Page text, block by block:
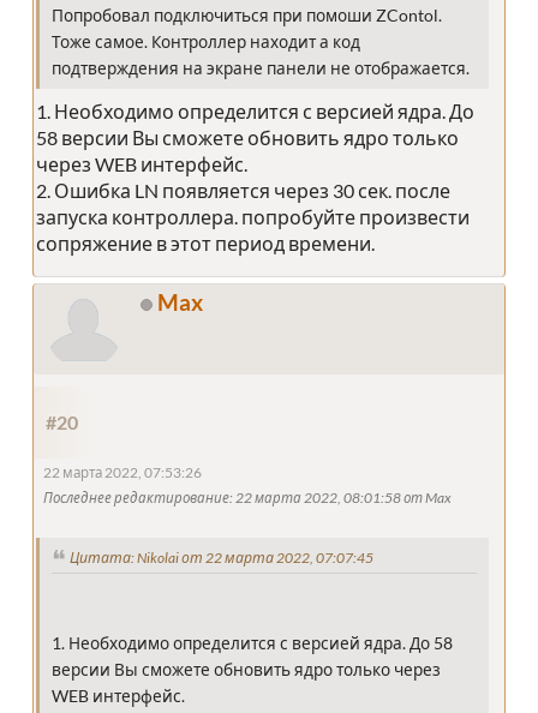
Попробовал подключиться при помоши ZContol.
Тоже самое. Контроллер находит а код
подтверждения на экране панели не отображается.
1. Необходимо определится с версией ядра. До
58 версии Вы сможете обновить ядро только
через WEB интерфейс.
2. Ошибка LN появляется через 30 сек. после
запуска контроллера. попробуйте произвести
сопряжение в этот период времени.
Max
#20
22 марта 2022, 07:53:26
Последнее редактирование: 22 марта 2022, 08:01:58 от Max
Цитата: Nikolai от 22 марта 2022, 07:07:45
1. Необходимо определится с версией ядра. До 58
версии Вы сможете обновить ядро только через
WEB интерфейс.